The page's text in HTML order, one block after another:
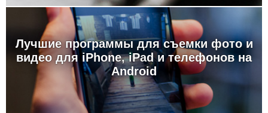
Лучшие программы для съемки фото и
видео для iPhone, iPad и телефонов на
Android